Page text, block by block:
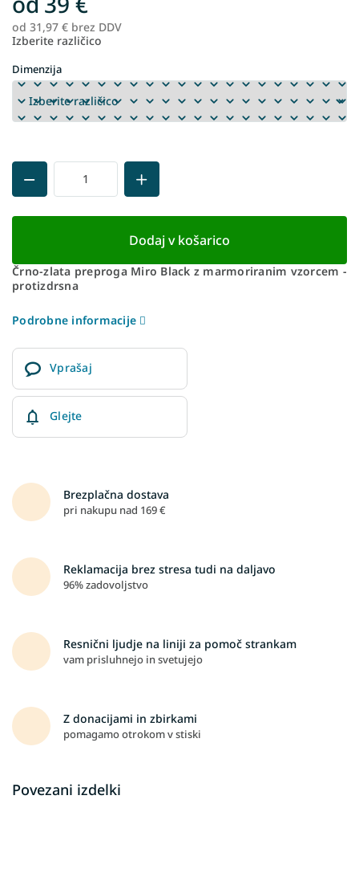
od 31,97 € brez DDV
Izberite različico
Dimenzija
Dodaj v košarico
Črno-zlata preproga Miro Black z marmoriranim vzorcem -
protizdrsna
Podrobne informacije
Vprašaj
Glejte
Brezplačna dostava
pri nakupu nad 169 €
Reklamacija brez stresa tudi na daljavo
96% zadovoljstvo
Resnični ljudje na liniji za pomoč strankam
vam prisluhnejo in svetujejo
Z donacijami in zbirkami
pomagamo otrokom v stiski
Povezani izdelki